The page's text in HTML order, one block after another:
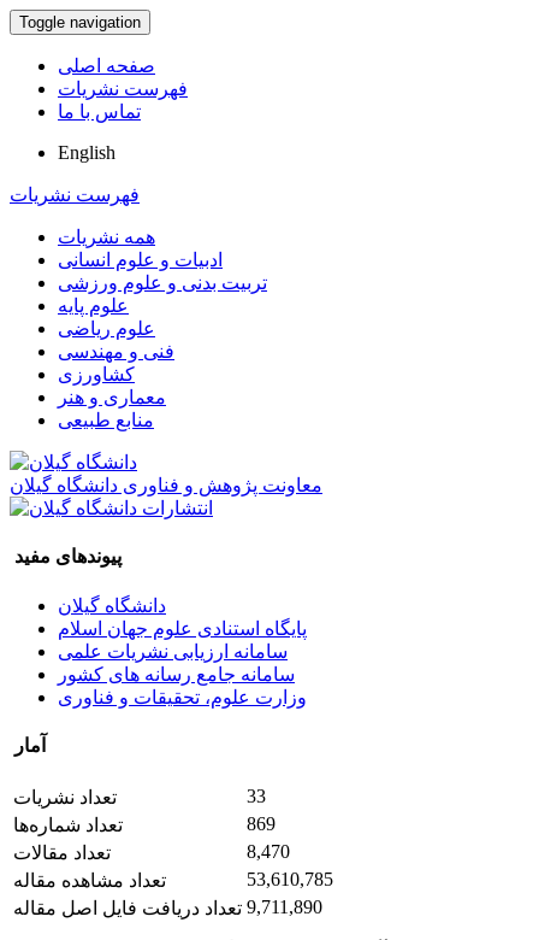
Toggle navigation
صفحه اصلی
فهرست نشریات
تماس با ما
English
فهرست نشریات
همه نشریات
ادبیات و علوم انسانی
تربیت بدنی و علوم ورزشی
علوم پایه
علوم ریاضی
فنی و مهندسی
کشاورزی
معماری و هنر
منابع طبیعی
معاونت پژوهش و فناوری دانشگاه گیلان
پیوندهای مفید
دانشگاه گیلان
پایگاه استنادی علوم جهان اسلام
سامانه ارزیابی نشریات علمی
سامانه جامع رسانه های کشور
وزارت علوم، تحقیقات و فناوری
آمار
تعداد نشریات
33
تعداد شماره‌ها
869
تعداد مقالات
8,470
تعداد مشاهده مقاله
53,610,785
تعداد دریافت فایل اصل مقاله 9,711,890